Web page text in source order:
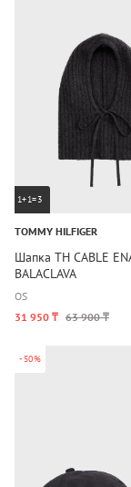
1+1=3
TOMMY HILFIGER
Шапка TH CABLE
BALACLAVA
OS
31 950 ₸ 63 900 ₸
-50%